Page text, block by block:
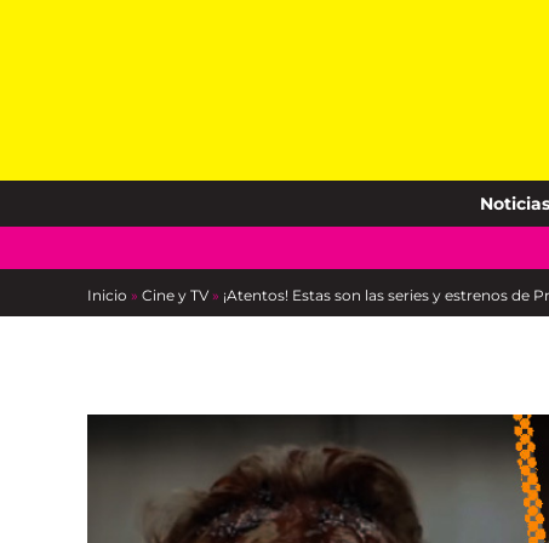
Noticias
Inicio » Cine y TV » ¡Atentos! Estas son las series y estrenos de